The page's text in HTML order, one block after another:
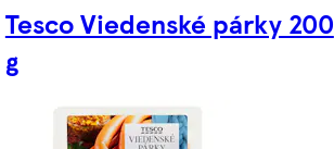
Tesco Viedenské párky 200
g